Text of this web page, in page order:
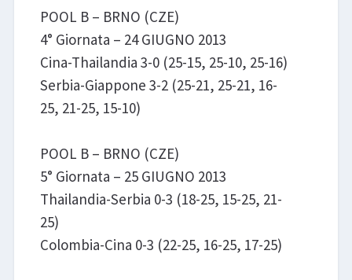
POOL B – BRNO (CZE)
4° Giornata – 24 GIUGNO 2013
Cina-Thailandia 3-0 (25-15, 25-10, 25-16)
Serbia-Giappone 3-2 (25-21, 25-21, 16-
25, 21-25, 15-10)
POOL B – BRNO (CZE)
5° Giornata – 25 GIUGNO 2013
Thailandia-Serbia 0-3 (18-25, 15-25, 21-
25)
Colombia-Cina 0-3 (22-25, 16-25, 17-25)